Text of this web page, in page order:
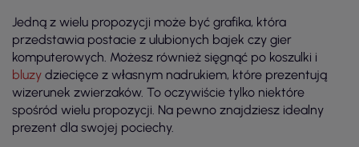
Jedną z wielu propozycji może być grafika, która
przedstawia postacie z ulubionych bajek czy gier
komputerowych. Możesz również sięgnąć po koszulki i
bluzy dziecięce z własnym nadrukiem, które prezentują
wizerunek zwierzaków. To oczywiście tylko niektóre
spośród wielu propozycji. Na pewno znajdziesz idealny
prezent dla swojej pociechy.